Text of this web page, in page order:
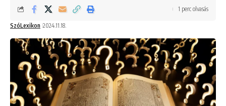
SzóLexikon 2024.11.18.
1 perc olvasás